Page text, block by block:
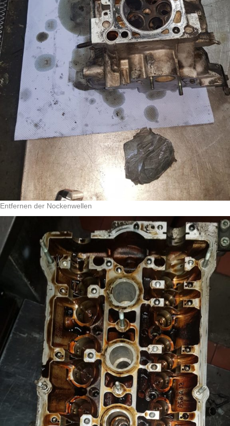
Entfernen der Nockenwellen